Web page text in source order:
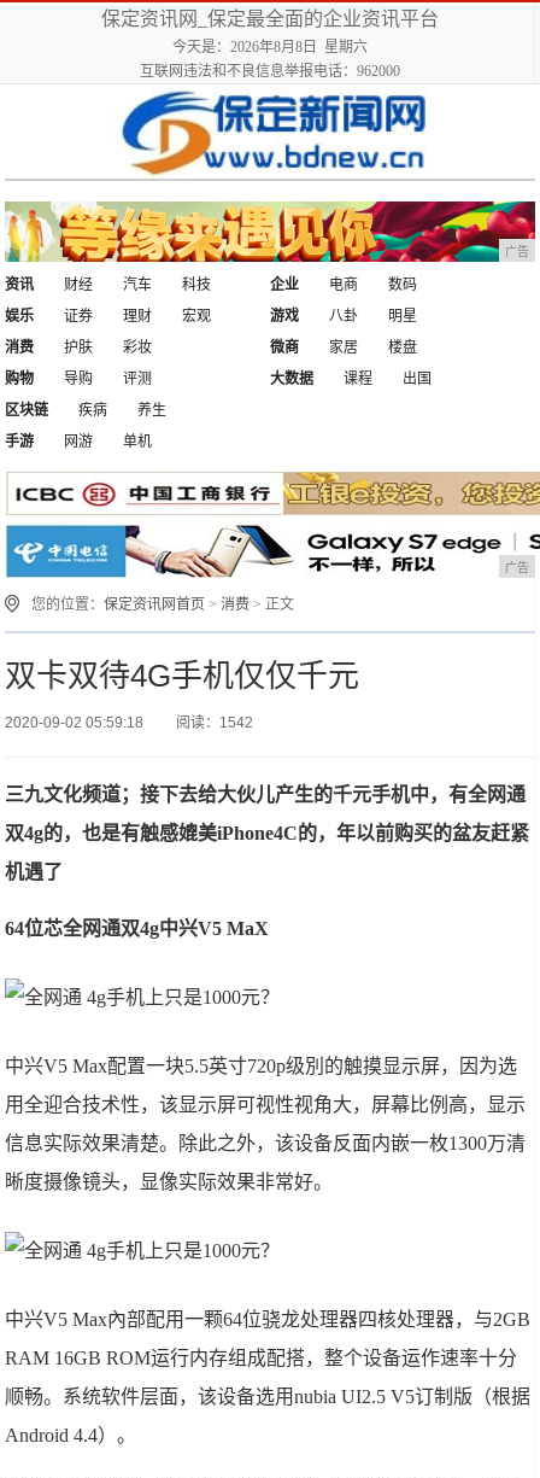
保定资讯网_保定最全面的企业资讯平台
今天是：2026年8月8日 星期六
互联网违法和不良信息举报电话：962000
广告
资讯 财经 汽车
科技
娱乐
证券 理财 宏观
企业 电商
数码
游戏
八卦
明星
消费
护肤
彩妆
购物
导购 评测
微商 家居
楼盘
大数据
课程
出国
区块链
疾病
养生
手游
网游 单机
广告
您的位置：保定资讯网首页 >消费 > 正文
双卡双待4G手机仅仅千元
2020-09-02 05:59:18 阅读：1542
三九文化频道；接下去给大伙儿产生的千元手机中，有全网通
双4g的，也是有触感媲美iPhone4C的，年以前购买的盆友赶紧
机遇了
64位芯全网通双4g中兴V5 MaX
中兴V5 Max配置一块5.5英寸720p级別的触摸显示屏，因为选
用全迎合技术性，该显示屏可视性视角大，屏幕比例高，显示
信息实际效果清楚。除此之外，该设备反面内嵌一枚1300万清
晰度摄像镜头，显像实际效果非常好。
中兴V5 Max內部配用一颗64位骁龙处理器四核处理器，与2GB
RAM 16GB ROM运行内存组成配搭，整个设备运作速率十分
顺畅。系统软件层面，该设备选用nubia UI2.5 V5订制版（根据
Android 4.4）。